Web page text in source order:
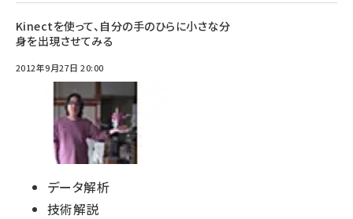
Kinectを使って、自分の手のひらに小さな分
身を出現させてみる
2012年9月27日 20:00
データ解析
技術解説